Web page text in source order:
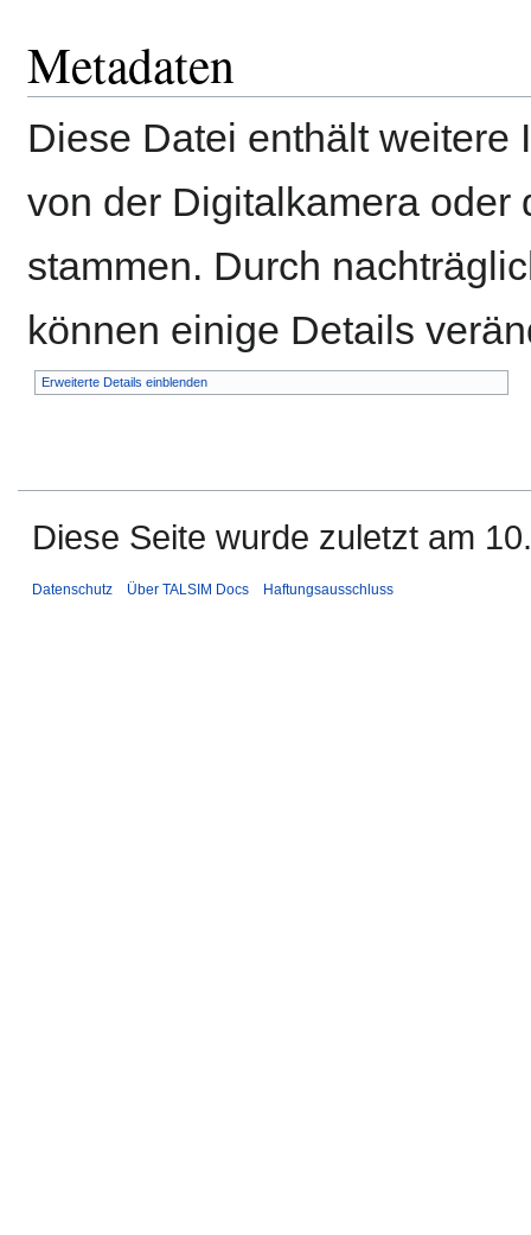
Metadaten
Diese Datei enthält weitere
von der Digitalkamera oder
stammen. Durch
können einige Details
Erweiterte Details einblenden
Diese Seite wurde zuletzt am
Datenschutz Über TALSIM Docs Haftungsausschluss